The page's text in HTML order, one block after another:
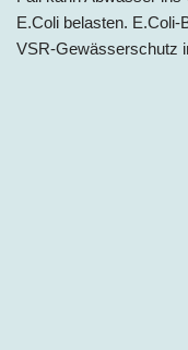
E.Coli belasten. E.Coli-
VSR-Gewässerschutz